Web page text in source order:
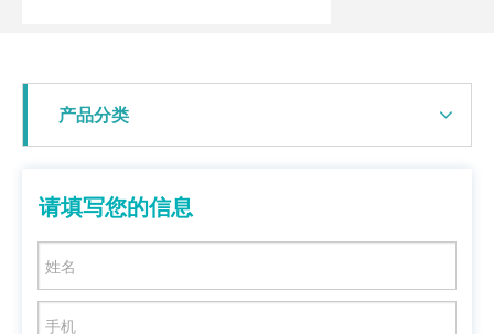
产品分类
请填写您的信息